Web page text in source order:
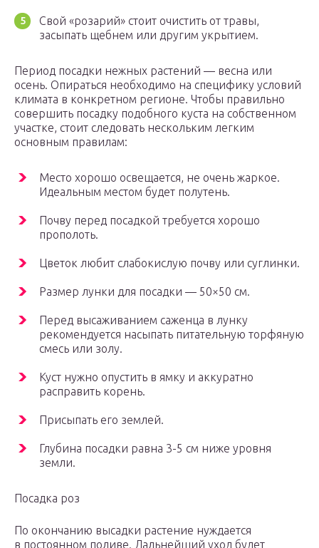
Свой «розарий» стоит очистить от травы,
засыпать щебнем или другим укрытием.
Период посадки нежных растений — весна или
осень. Опираться необходимо на специфику условий
климата в конкретном регионе. Чтобы правильно
совершить посадку подобного куста на собственном
участке, стоит следовать нескольким легким
основным правилам:
Место хорошо освещается, не очень жаркое.
Идеальным местом будет полутень.
Почву перед посадкой требуется хорошо
прополоть.
Цветок любит слабокислую почву или суглинки.
Размер лунки для посадки — 50×50 см.
Перед высаживанием саженца в лунку
рекомендуется насыпать питательную торфяную
смесь или золу.
Куст нужно опустить в ямку и аккуратно
расправить корень.
Присыпать его землей.
Глубина посадки равна 3-5 см ниже уровня
земли.
Посадка роз
По окончанию высадки растение нуждается
в постоянном поливе. Дальнейший уход будет